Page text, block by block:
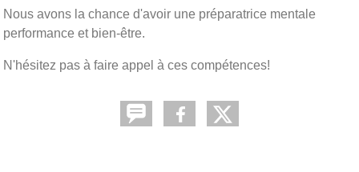
Nous avons la chance d'avoir une préparatrice mentale
performance et bien-être.
N'hésitez pas à faire appel à ces compétences!